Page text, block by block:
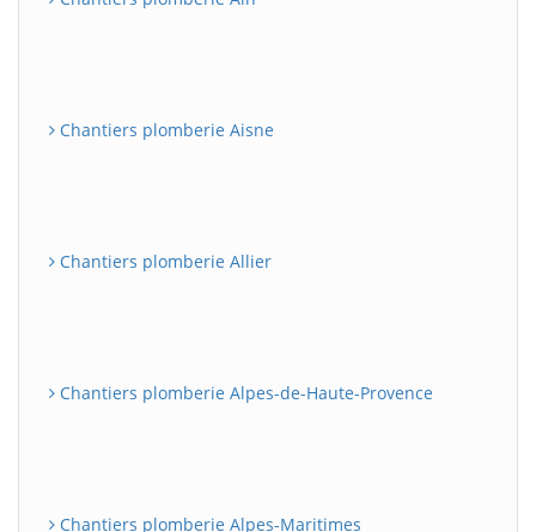
Chantiers plomberie Aisne
Chantiers plomberie Allier
Chantiers plomberie Alpes-de-Haute-Provence
Chantiers plomberie Alpes-Maritimes